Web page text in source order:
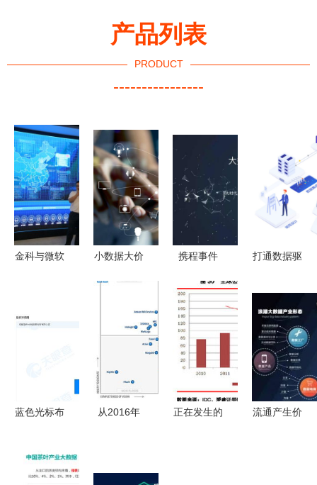
产品列表
PRODUCT
----------------
金科与微软
小数据大价
小数据为我
携程事件
熟”还是
APP的
bug？看看
专家怎么说
打通数据驱
官方社区大
数据服务全
解析
蓝色光标布
都新设数据
科技公司加
从2016年
厂商风起云
正在发生的
流通产生价